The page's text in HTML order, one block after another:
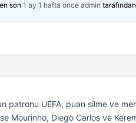
son 1 ay 1 hafta önce admin
patronu UEFA, puan silme ve
Mourinho, Diego Carlos ve